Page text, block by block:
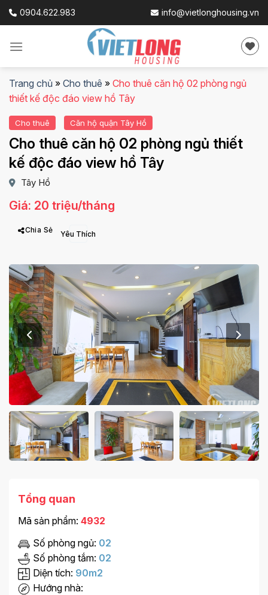
Skip
0904.622.983 info@vietlonghousing.vn
Trang chủ » Cho thuê » Cho thuê căn hộ 02 phòng ngủ
thiết kế độc đáo view hồ Tây
Cho thuê Căn hộ quận Tây Hồ
Cho thuê căn hộ 02 phòng ngủ thiết
kế độc đáo view hồ Tây
Tây Hồ
Giá: 20 triệu/tháng
Chia Sẻ
Tổng quan
Mã sản phẩm: 4932
Số phòng ngủ: 02
Số phòng tắm: 02
Diện tích: 90m2
Hướng nhà: